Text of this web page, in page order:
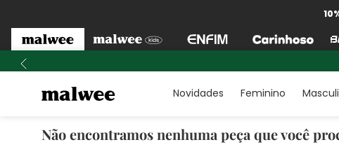
Novidades Feminino
Não encontramos nenhuma peça que você